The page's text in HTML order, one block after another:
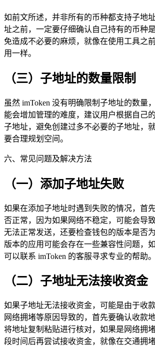
如前文所述，并非所有的币种都支持子地
址之前，一定要仔细确认自己持有的币种
免造成不必要的麻烦，就像在使用工具之
用一样。
（三）子地址的数量限制
虽然 imToken 没有明确限制子地址的数量
能会增加管理的难度，建议用户根据自己
子地址，避免创建过多不必要的子地址，
要合理规划空间。
六、常见问题及解决方法
（一）添加子地址失败
如果在添加子地址时遇到失败的情况，首
否正常，因为如果网络不稳定，可能会导
无法正常发送，还要检查钱包的版本是否
版本的应用可能会存在一些兼容性问题，
可以联系 imToken 的客服寻求专业的帮助。
（二）子地址无法接收资金
如果子地址无法接收资金，可能是由于收
网络拥堵等原因导致的，首先要确认收款
将地址复制粘贴进行核对，如果是网络拥
段时间后再尝试接收资金，就像在交通拥